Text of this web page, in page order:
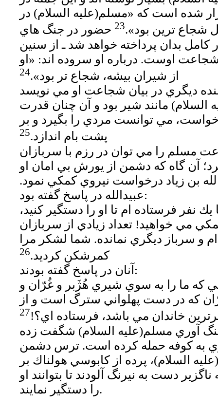
شده است كه «مسلم(عليه السلام) در
شجاع ترين بود».23 حضور در جنگ هاي
بدان پرداخته خواهد شد ـ از سنين
اوست. درباره او سروده اند: «او
از شيران بيشه، شجاع تر بود».24
مانند شير بود و آن چنان قدرت
مي توانست مردي را بگيرد و بر
پشت بام اندازد.25
مسلم را مي توان در رزم با سربازان
آن گاه كه دشمن از يورش بي امان او
بن زياد درخواست نيروي كمكي نمود.
عبيدالله در پاسخ گفته بود:
نفر فرستاده ام تا او را دستگير كنيد،
مي خواهيد! تعداد زيادي از سربازان
و سرباز ديگري نمانده. شما لشكر مرا
كمرشكن كرديد.26
آنان در پاسخ گفته بودند:
كه ما را به سوي شيري هُژَبر و غُرّان و
كه در دست پهلواني سترگ است و از
خاندان مي باشد، فرستاده اي؟!27
جنگ آوري مسلم(عليه السلام) شگفت زده
به كوفه حمله كرده است. ترس دشمن
السلام)، پرده از كابوسي هولناك بر
دست به نيرنگ آلودند تا بتوانند او
را دستگير نمايند.